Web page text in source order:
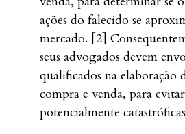
ações do falecido se
mercado. [2]
seus advogados devem
qualificados na elaboração
compra e venda, para
potencialmente